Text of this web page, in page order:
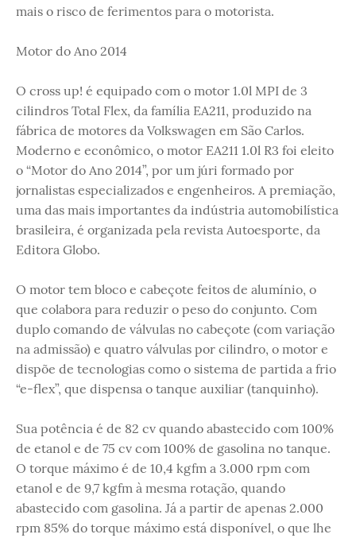
mais o risco de ferimentos para o motorista.
Motor do Ano 2014
O cross up! é equipado com o motor 1.0l MPI de 3
cilindros Total Flex, da família EA211, produzido na
fábrica de motores da Volkswagen em São Carlos.
Moderno e econômico, o motor EA211 1.0l R3 foi eleito
o “Motor do Ano 2014”, por um júri formado por
jornalistas especializados e engenheiros. A premiação,
uma das mais importantes da indústria automobilística
brasileira, é organizada pela revista Autoesporte, da
Editora Globo.
O motor tem bloco e cabeçote feitos de alumínio, o
que colabora para reduzir o peso do conjunto. Com
duplo comando de válvulas no cabeçote (com variação
na admissão) e quatro válvulas por cilindro, o motor e
dispõe de tecnologias como o sistema de partida a frio
“e-flex”, que dispensa o tanque auxiliar (tanquinho).
Sua potência é de 82 cv quando abastecido com 100%
de etanol e de 75 cv com 100% de gasolina no tanque.
O torque máximo é de 10,4 kgfm a 3.000 rpm com
etanol e de 9,7 kgfm à mesma rotação, quando
abastecido com gasolina. Já a partir de apenas 2.000
rpm 85% do torque máximo está disponível, o que lhe